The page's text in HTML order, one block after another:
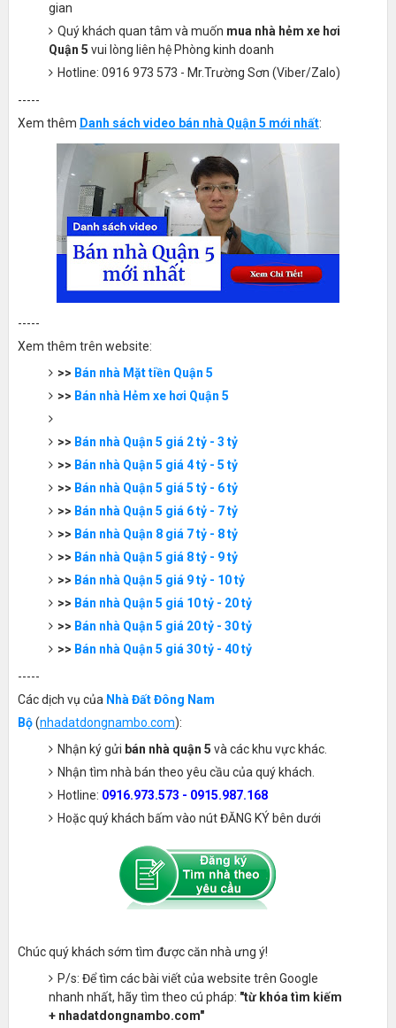
gian
Quý khách quan tâm và muốn mua nhà hẻm xe hơi
Quận 5 vui lòng liên hệ Phòng kinh doanh
Hotline: 0916 973 573 - Mr.Trường Sơn (Viber/Zalo)
-----
Xem thêm Danh sách video bán nhà Quận 5 mới nhất:
-----
Xem thêm trên website:
>> Bán nhà Mặt tiền Quận 5
>> Bán nhà Hẻm xe hơi Quận 5
>> Bán nhà Quận 5 giá 2 tỷ - 3 tỷ
>> Bán nhà Quận 5 giá 4 tỷ - 5 tỷ
>> Bán nhà Quận 5 giá 5 tỷ - 6 tỷ
>> Bán nhà Quận 5 giá 6 tỷ - 7 tỷ
>> Bán nhà Quận 8 giá 7 tỷ - 8 tỷ
>> Bán nhà Quận 5 giá 8 tỷ - 9 tỷ
>> Bán nhà Quận 5 giá 9 tỷ - 10 tỷ
>> Bán nhà Quận 5 giá 10 tỷ - 20 tỷ
>> Bán nhà Quận 5 giá 20 tỷ - 30 tỷ
>> Bán nhà Quận 5 giá 30 tỷ - 40 tỷ
-----
Các dịch vụ của Nhà Đất Đông Nam
Bộ(nhadatdongnambo.com):
Nhận ký gửi bán nhà quận 5 và các khu vực khác.
Nhận tìm nhà bán theo yêu cầu của quý khách.
Hotline: 0916.973.573 - 0915.987.168
Hoặc quý khách bấm vào nút ĐĂNG KÝ bên dưới
Chúc quý khách sớm tìm được căn nhà ưng ý!
P/s: Để tìm các bài viết của website trên Google
nhanh nhất, hãy tìm theo cú pháp: "từ khóa tìm kiếm
+ nhadatdongnambo.com"